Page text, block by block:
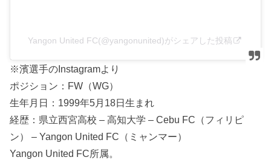
Yangon United FC(@yangonunited)がシェアした投稿
※濱選手のInstagramより
ポジション：FW（WG）
生年月日：1999年5月18日生まれ
経歴：県立西宮高校 – 高知大学 – Cebu FC（フィリピ
ン） – Yangon United FC（ミャンマー）
Yangon United FC所属。